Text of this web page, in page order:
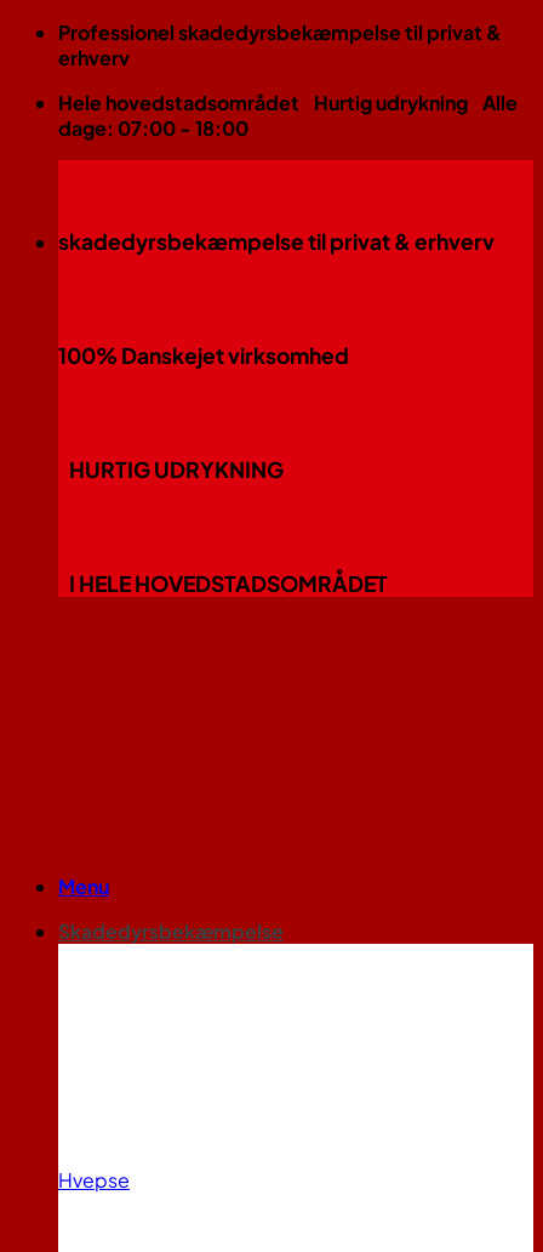
FortsætProfessionel skadedyrsbekæmpelse til privat &
erhverv
Hele hovedstadsområdet
Hurtig udrykning Alle
dage: 07:00 - 18:00
skadedyrsbekæmpelse til privat & erhverv
100% Danskejet virksomhed
HURTIG UDRYKNING
I HELE HOVEDSTADSOMRÅDET
Menu
Skadedyrsbekæmpelse
Hvepse